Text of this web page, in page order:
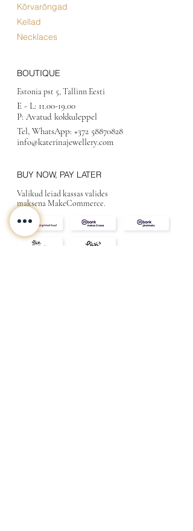
Kõrvarõngad
Kellad
Necklaces
BOUTIQUE
Estonia pst 5, Tallinn Eesti
E - L: 11.00-19.00
P: Avatud kokkuleppel
Tel, WhatsApp: +372 58870828
info@katerinajewellery.com
BUY NOW, PAY LATER
Valikud leiad kassas valides
maksena MakeCommerce.